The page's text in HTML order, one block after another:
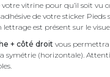
votre vitrine pour qu’il soit vu
de votre sticker
lettrage est présent sur le
+ côté droit vous permettra
symétrie (horizontale).